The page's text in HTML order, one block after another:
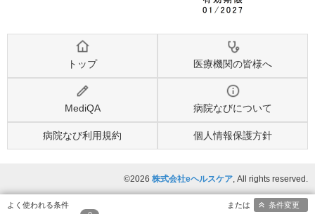
トップ 医療機関の皆様へ
MediQA 病院なびについて
病院なび利用規約 個人情報保護方針
©2026 株式会社eヘルスケア, All rights reserved.
条件変更